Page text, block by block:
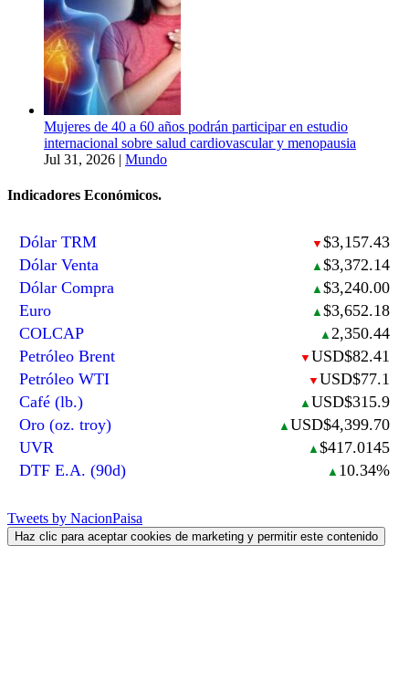
Mujeres de 40 a 60 años podrán participar en estudio
internacional sobre salud cardiovascular y menopausia
Jul 31, 2026 | Mundo
Indicadores Económicos.
Dólar TRM ▼ $3,157.43
Dólar Venta
▲ $3,372.14
Dólar Compra
▲ $3,240.00
Euro
▲ $3,652.18
COLCAP
▲ 2,350.44
Petróleo Brent
▼ USD$82.41
Petróleo WTI
▼ USD$77.1
Café (lb.)
▲ USD$315.9
Oro (oz. troy)
▲ USD$4,399.70
UVR
▲ $417.0145
DTF E.A. (90d)
▲ 10.34%
Tweets by NacionPaisa
Haz clic para aceptar cookies de marketing y permitir este contenido